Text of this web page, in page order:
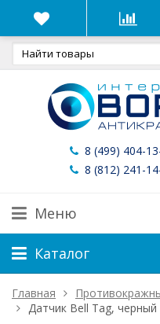
8 (499) 404-
8 (812) 241-
Меню
Каталог
Главная
Датчик Bell Tag,